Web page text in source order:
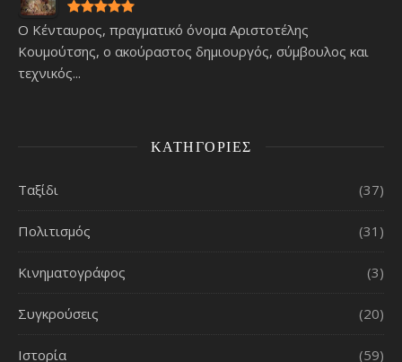
Ο Κένταυρος, πραγματικό όνομα Αριστοτέλης
Κουμούτσης, ο ακούραστος δημιουργός, σύμβουλος και
τεχνικός...
ΚΑΤΗΓΟΡΊΕΣ
Ταξίδι (37)
Πολιτισμός (31)
Κινηματογράφος (3)
Συγκρούσεις (20)
Ιστορία (59)